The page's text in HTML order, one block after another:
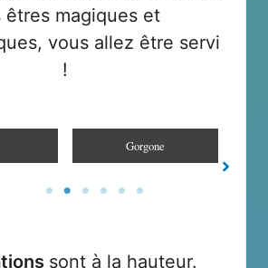
êtres magiques et
vous allez être servi
!
Bakeneko
sont à la hauteur.